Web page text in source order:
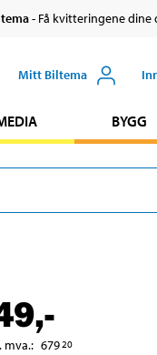
- Få kvitteringene dine
Mitt Biltema
BYGG
,-
mva.: 679 20